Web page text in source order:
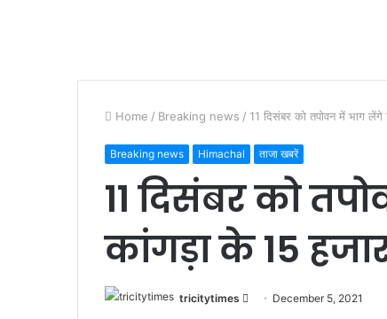
Home / Breaking news / 11 दिसंबर को तपोवन में भाग लेंगे
Breaking news Himachal ताजा खबरें
11 दिसंबर को
कांगड़ा के 15
tricitytimes
Send December 5, 2021